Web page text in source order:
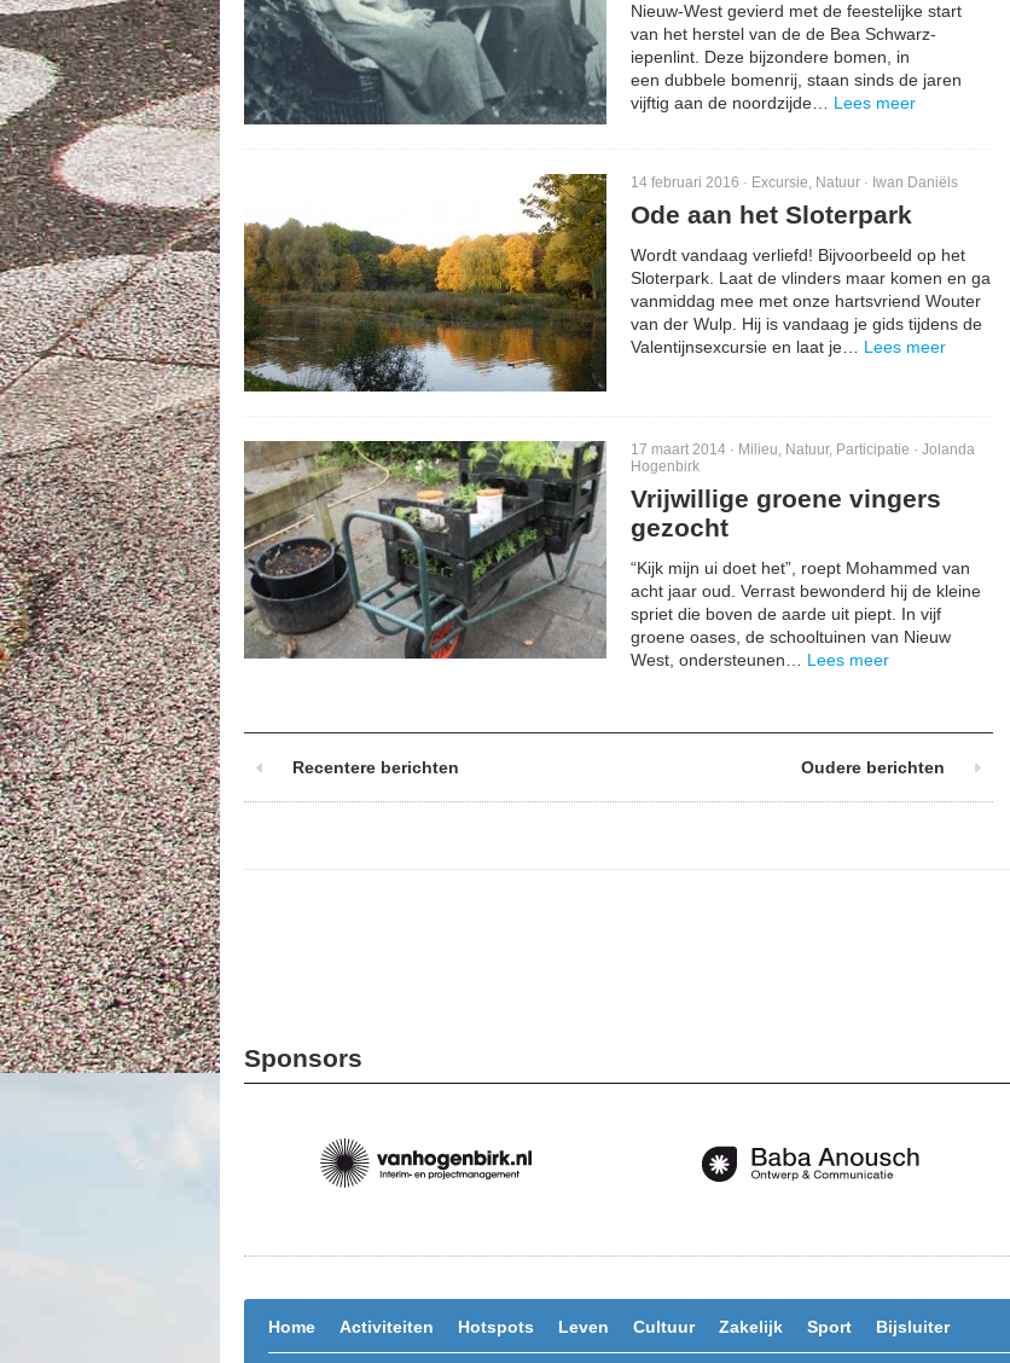
Nieuw-West gevierd met de feestelijke start
van het herstel van de de Bea Schwarz-
iepenlint. Deze bijzondere bomen, in
een dubbele bomenrij, staan sinds de jaren
vijftig aan de noordzijde… Lees meer
14 februari 2016 · Excursie, Natuur · Iwan Daniëls
Ode aan het Sloterpark
Wordt vandaag verliefd! Bijvoorbeeld op het
Sloterpark. Laat de vlinders maar komen en ga
vanmiddag mee met onze hartsvriend Wouter
van der Wulp. Hij is vandaag je gids tijdens de
Valentijnsexcursie en laat je… Lees meer
17 maart 2014 · Milieu, Natuur, Participatie · Jolanda
Hogenbirk
Vrijwillige groene vingers
gezocht
“Kijk mijn ui doet het”, roept Mohammed van
acht jaar oud. Verrast bewonderd hij de kleine
spriet die boven de aarde uit piept. In vijf
groene oases, de schooltuinen van Nieuw
West, ondersteunen… Lees meer
Oudere berichten
Recentere berichten
Sponsors
Home Activiteiten Hotspots Leven Cultuur Zakelijk Sport Bijsluiter